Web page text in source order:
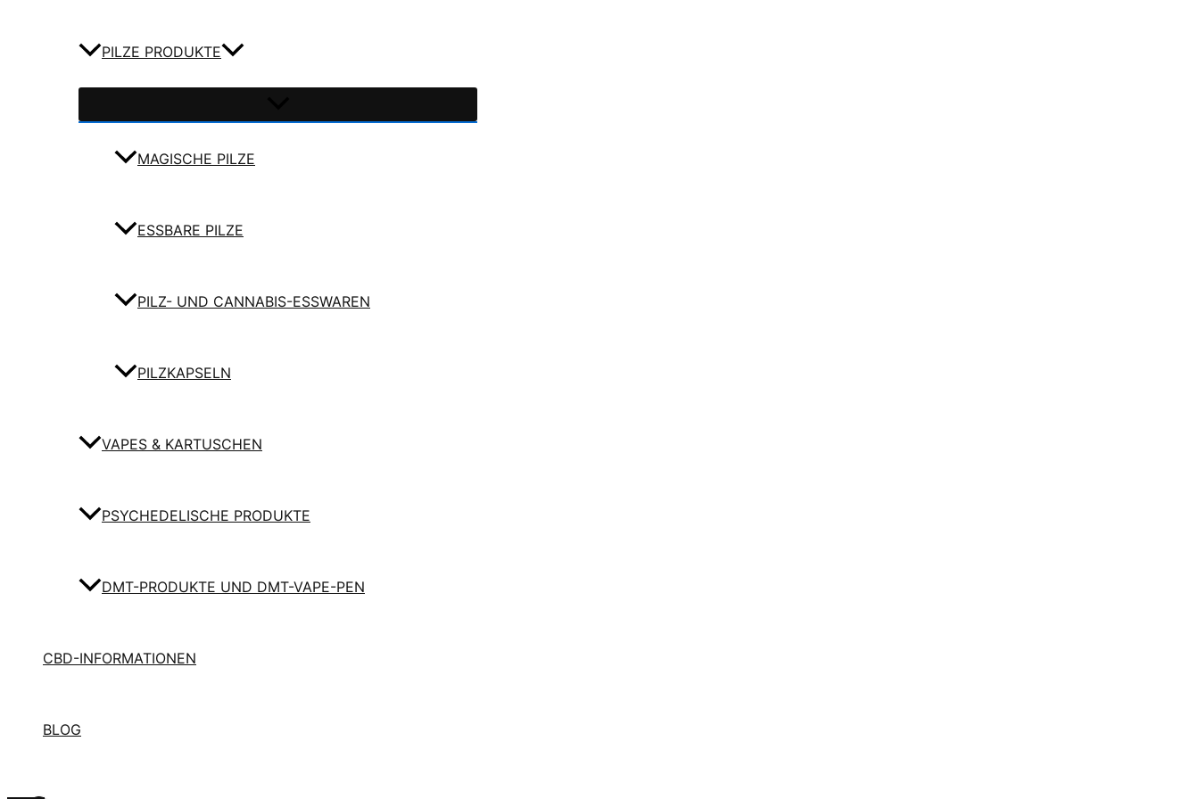
PILZE PRODUKTE
MAGISCHE PILZE
ESSBARE PILZE
PILZ- UND CANNABIS-ESSWAREN
PILZKAPSELN
VAPES & KARTUSCHEN
PSYCHEDELISCHE PRODUKTE
DMT-PRODUKTE UND DMT-VAPE-PEN
CBD-INFORMATIONEN
BLOG